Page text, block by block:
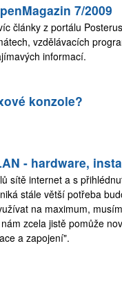
7/2009
články z portálu
vzdělávacích
informací.
konzole?
- hardware,
sítě internet a s
stále větší potřeba
na maximum,
zcela jistě pomůže
a zapojení".